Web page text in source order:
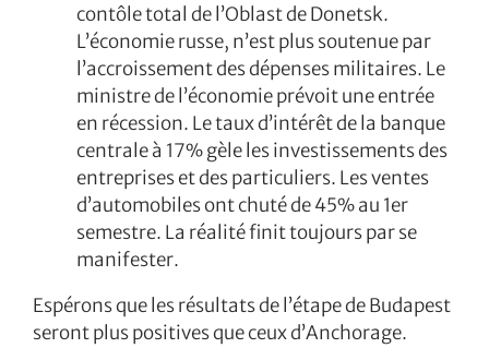
contôle total de l’Oblast de Donetsk.
L’économie russe, n’est plus soutenue par
l’accroissement des dépenses militaires. Le
ministre de l’économie prévoit une entrée
en récession. Le taux d’intérêt de la banque
centrale à 17% gèle les investissements des
entreprises et des particuliers. Les ventes
d’automobiles ont chuté de 45% au 1er
semestre. La réalité finit toujours par se
manifester.
Espérons que les résultats de l’étape de Budapest
seront plus positives que ceux d’Anchorage.